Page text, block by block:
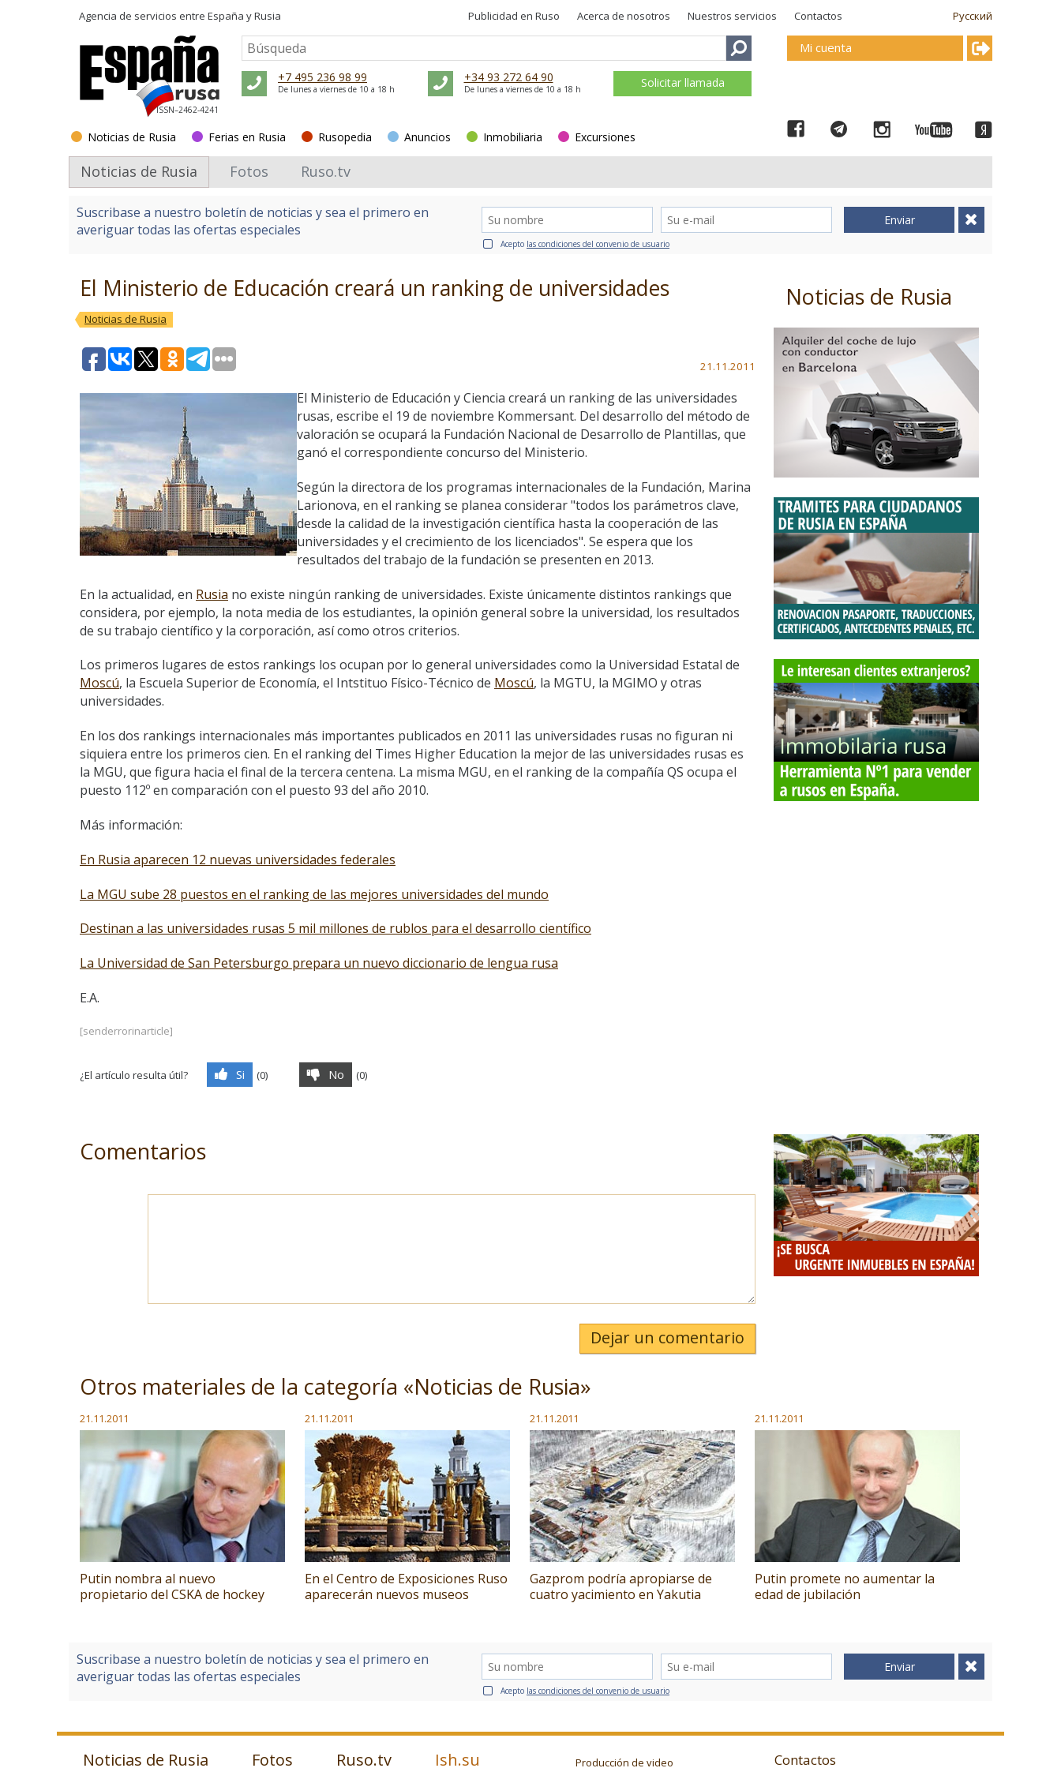
Agencia de servicios entre España y Rusia Русский
Publicidad en Ruso Acerca de nosotros Nuestros servicios Contactos
ISSN–2462-4241
+7 495 236 98 99
De lunes a viernes de 10 a 18 h
+34 93 272 64 90
De lunes a viernes de 10 a 18 h Solicitar llamada
Noticias de Rusia Ferias en Rusia Rusopedia Anuncios Inmobiliaria Excursiones
Mi cuenta
Noticias de Rusia Fotos Ruso.tv
Suscribase a nuestro boletín de noticias y sea el primero en
averiguar todas las ofertas especiales
Enviar
Acepto las condiciones del convenio de usuario
Noticias de Rusia
El Ministerio de Educación creará un ranking de universidades
Noticias de Rusia
21.11.2011
El Ministerio de Educación y Ciencia creará un ranking de las universidades
rusas, escribe el 19 de noviembre Kommersant. Del desarrollo del método de
valoración se ocupará la Fundación Nacional de Desarrollo de Plantillas, que
ganó el correspondiente concurso del Ministerio.
Según la directora de los programas internacionales de la Fundación, Marina
Larionova, en el ranking se planea considerar "todos los parámetros clave,
desde la calidad de la investigación científica hasta la cooperación de las
universidades y el crecimiento de los licenciados". Se espera que los
resultados del trabajo de la fundación se presenten en 2013.
En la actualidad, en Rusia no existe ningún ranking de universidades. Existe únicamente distintos rankings que
considera, por ejemplo, la nota media de los estudiantes, la opinión general sobre la universidad, los resultados
de su trabajo científico y la corporación, así como otros criterios.
Los primeros lugares de estos rankings los ocupan por lo general universidades como la Universidad Estatal de
Moscú, la Escuela Superior de Economía, el Intstituo Físico-Técnico de Moscú, la MGTU, la MGIMO y otras
universidades.
En los dos rankings internacionales más importantes publicados en 2011 las universidades rusas no figuran ni
siquiera entre los primeros cien. En el ranking del Times Higher Education la mejor de las universidades rusas es
la MGU, que figura hacia el final de la tercera centena. La misma MGU, en el ranking de la compañía QS ocupa el
puesto 112º en comparación con el puesto 93 del año 2010.
Más información:
En Rusia aparecen 12 nuevas universidades federales
La MGU sube 28 puestos en el ranking de las mejores universidades del mundo
Destinan a las universidades rusas 5 mil millones de rublos para el desarrollo científico
La Universidad de San Petersburgo prepara un nuevo diccionario de lengua rusa
E.A.
[senderrorinarticle]
¿El artículo resulta útil? Si (0) No (0)
Comentarios
Dejar un comentario
Otros materiales de la categoría «Noticias de Rusia»
21.11.2011
Putin nombra al nuevo
propietario del CSKA de hockey
21.11.2011
En el Centro de Exposiciones Ruso
aparecerán nuevos museos
21.11.2011
Gazprom podría apropiarse de
cuatro yacimiento en Yakutia
21.11.2011
Putin promete no aumentar la
edad de jubilación
Suscribase a nuestro boletín de noticias y sea el primero en
averiguar todas las ofertas especiales
Enviar
Acepto las condiciones del convenio de usuario
Noticias de Rusia Fotos Ruso.tv Ish.su Producción de video Contactos